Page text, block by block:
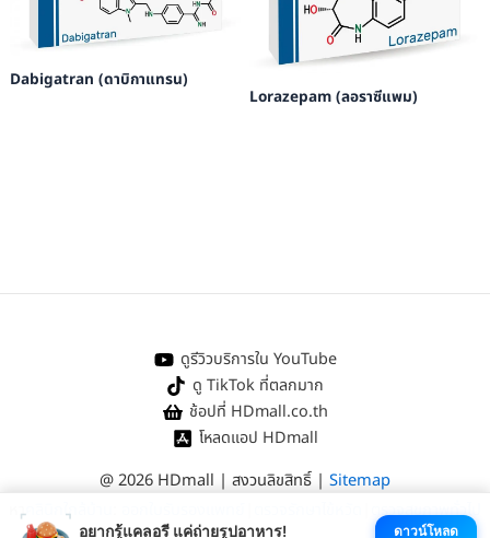
Dabigatran (ดาบิกาแทรน)
Lorazepam (ลอราซีแพม)
ดูรีวิวบริการใน YouTube
ดู TikTok ที่ตลกมาก
ช้อปที่ HDmall.co.th
โหลดแอป HDmall
@ 2026 HDmall | สงวนลิขสิทธิ์ | Sitemap
หาคลินิกใกล้บ้าน ตรวจสุขภาพทั่วไป
อยากรู้แคลอรี แค่ถ่ายรูปอาหาร! ดาวน์โหลด